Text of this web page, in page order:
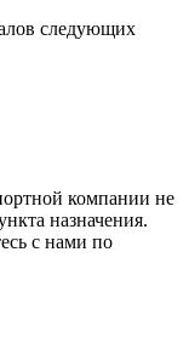
следующих
компании не
назначения.
с нами по